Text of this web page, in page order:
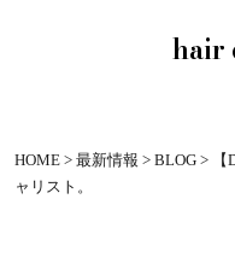
hair
HOME > 最新情報 > BLOG >
ャリスト。